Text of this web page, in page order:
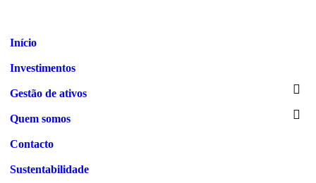
Início
Investimentos
Gestão de ativos
Quem somos
Contacto
Sustentabilidade